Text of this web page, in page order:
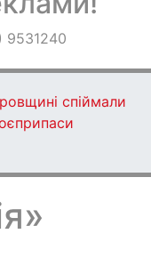
9531240
спіймали